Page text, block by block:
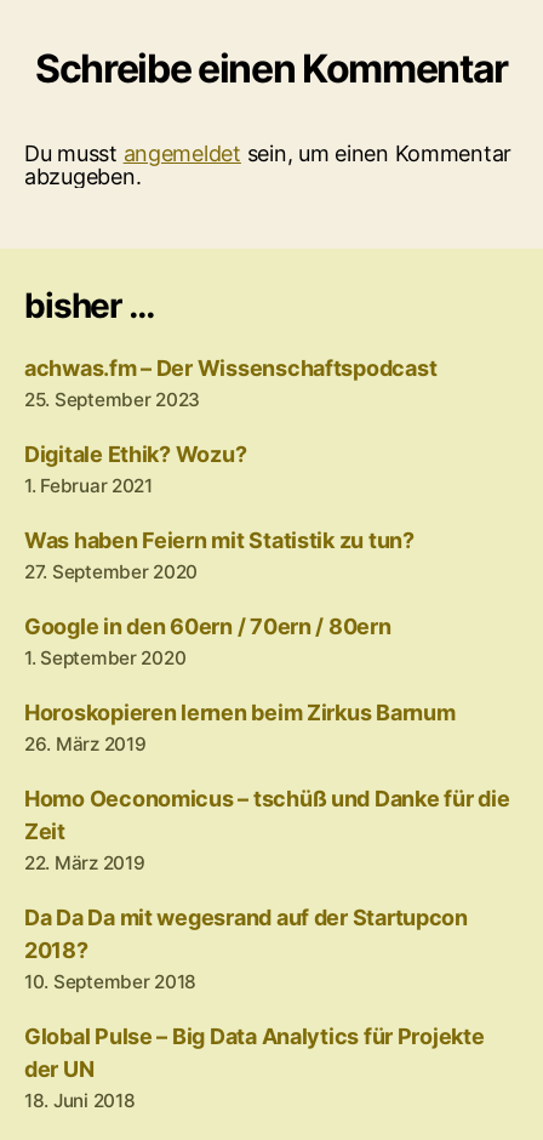
Schreibe einen Kommentar
Du musst angemeldet sein, um einen Kommentar
abzugeben.
bisher …
achwas.fm – Der Wissenschaftspodcast
25. September 2023
Digitale Ethik? Wozu?
1. Februar 2021
Was haben Feiern mit Statistik zu tun?
27. September 2020
Google in den 60ern / 70ern / 80ern
1. September 2020
Horoskopieren lernen beim Zirkus Barnum
26. März 2019
Homo Oeconomicus – tschüß und Danke für die
Zeit
22. März 2019
Da Da Da mit wegesrand auf der Startupcon
2018?
10. September 2018
Global Pulse – Big Data Analytics für Projekte
der UN
18. Juni 2018